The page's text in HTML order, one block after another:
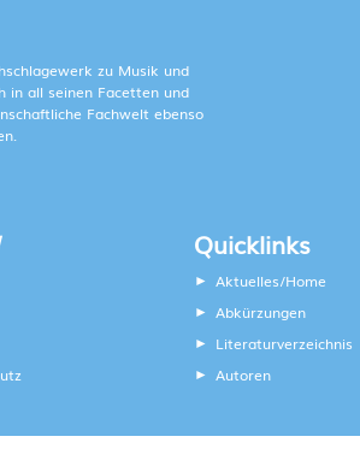
zu Musik und
in all seinen Facetten und
Fachwelt ebenso
Quicklinks
Aktuelles/Home
Abkürzungen
Literaturverzeichnis
Autoren